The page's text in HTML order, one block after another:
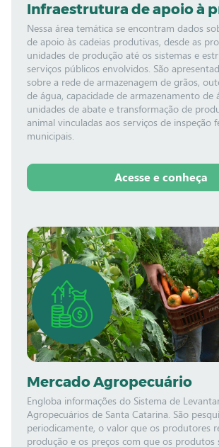
Infraestrutura de apoio à
Nessa área temática se encontram dados
de apoio às cadeias produtivas, desde as
unidades de produção até os sistemas e
serviços públicos envolvidos. São
sobre a rede de armazenagem de grãos,
de água, capacidade de armazenamento de
unidades de abate e transformação de
animal vinculadas aos serviços de inspeção
municipais.
Acesse e conheça
Mercado Agropecuário
Engloba informações do Sistema de
Agropecuários de Santa Catarina. São
periodicamente, o valor que os produtores
produção e os preços com que os produtos